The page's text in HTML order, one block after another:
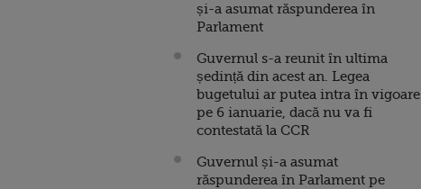
și-a asumat răspunderea în
Parlament
Guvernul s-a reunit în ultima
ședință din acest an. Legea
bugetului ar putea intra în vigoare
pe 6 ianuarie, dacă nu va fi
contestată la CCR
Guvernul și-a asumat
răspunderea în Parlament pe